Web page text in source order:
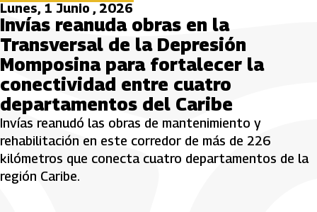
Lunes, 1 Junio , 2026
Invías reanuda obras en la
Transversal de la Depresión
Momposina para fortalecer la
conectividad entre cuatro
departamentos del Caribe
Invías reanudó las obras de mantenimiento y
rehabilitación en este corredor de más de 226
kilómetros que conecta cuatro departamentos de la
región Caribe.